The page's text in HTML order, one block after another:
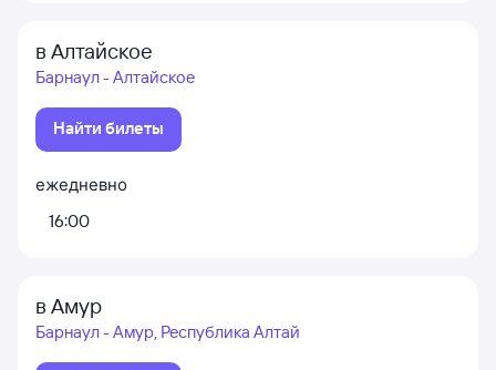
в Алтайское
Барнаул - Алтайское
Найти билеты
ежедневно
16:00
в Амур
Барнаул - Амур, Республика Алтай